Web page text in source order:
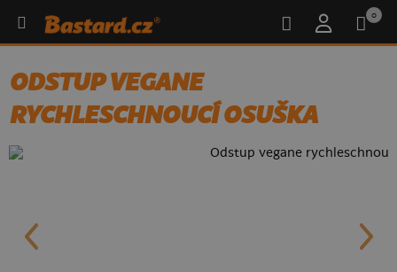
0
ODSTUP VEGANE
RYCHLESCHNOUCÍ OSUŠKA